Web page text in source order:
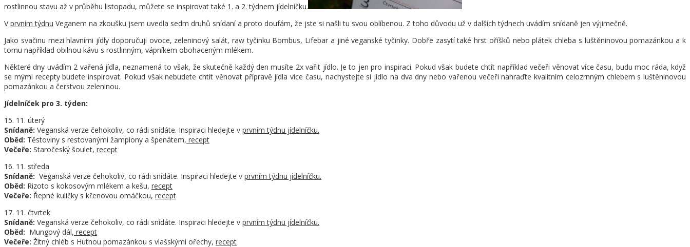
rostlinnou stavu až v průběhu listopadu, můžete se inspirovat také 1. a 2. týdnem jídelníčku.
Vprvním týdnu Veganem na zkoušku jsem uvedla sedm druhů snídaní a proto doufám, že jste si našli tu svou oblíbenou. Z toho důvodu už v dalších týdnech uvádím snídaně jen výjimečně.
Jako svačinu mezi hlavními jídly doporučuji ovoce, zeleninový salát, raw tyčinku Bombus, Lifebar a jiné veganské tyčinky. Dobře zasytí také hrst oříšků nebo plátek chleba s luštěninovou pomazánkou a k
tomu například obilnou kávu s rostlinným, vápníkem obohaceným mlékem.
Některé dny uvádím 2 vařená jídla, neznamená to však, že skutečně každý den musíte 2x vařit jídlo. Je to jen pro inspiraci. Pokud však budete chtít například večeři věnovat více času, budu moc ráda, když
se mými recepty budete inspirovat. Pokud však nebudete chtít věnovat přípravě jídla více času, nachystejte si jídlo na dva dny nebo vařenou večeři nahraďte kvalitním celozrnným chlebem s luštěninovou
pomazánkou a čerstvou zeleninou.
Jídelníček pro 3. týden:
15. 11. úterý
Snídaně: Veganská verze čehokoliv, co rádi snídáte. Inspiraci hledejte v prvním týdnu jídelníčku.
Oběd: Těstoviny s restovanými žampiony a špenátem, recept
Večeře: Staročeský šoulet, recept
16. 11. středa
Snídaně: Veganská verze čehokoliv, co rádi snídáte. Inspiraci hledejte v prvním týdnu jídelníčku.
Oběd: Rizoto s kokosovým mlékem a kešu, recept
Večeře: Řepné kuličky s křenovou omáčkou, recept
17. 11. čtvrtek
Snídaně: Veganská verze čehokoliv, co rádi snídáte. Inspiraci hledejte v prvním týdnu jídelníčku.
Oběd: Mungový dál, recept
Večeře: Žitný chléb s Hutnou pomazánkou s vlašskými ořechy, recept